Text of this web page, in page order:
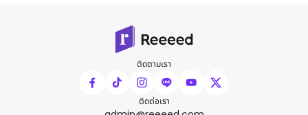
ติดตามเรา
ติดต่อเรา